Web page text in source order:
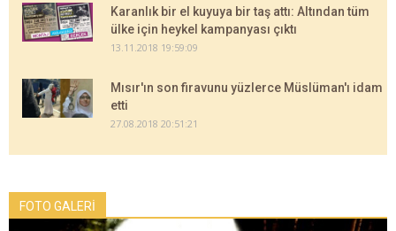
Karanlık bir el kuyuya bir taş attı: Altından tüm
ülke için heykel kampanyası çıktı
13.11.2018 19:59:09
Mısır'ın son firavunu yüzlerce Müslüman'ı idam
etti
27.08.2018 20:51:21
FOTO GALERİ